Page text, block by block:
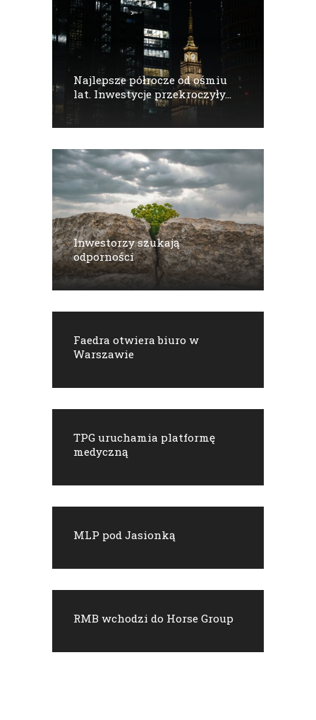
Najlepsze półrocze od ośmiu
lat. Inwestycje przekroczyły...
Inwestorzy szukają
odporności
Faedra otwiera biuro w
Warszawie
TPG uruchamia platformę
medyczną
MLP pod Jasionką
RMB wchodzi do Horse Group